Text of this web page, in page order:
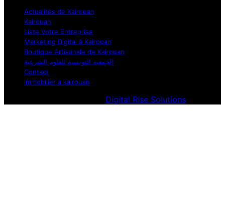
Actualités de Kairouan
Kairouan
Liste Votre Entreprise
Marketing Digital à Kairouan
Boutique Artisanale de Kairouan
الجمعية التونسية للعلوم الشرعية
Contact
immobilier a kairouan
Digital Rise Solutions